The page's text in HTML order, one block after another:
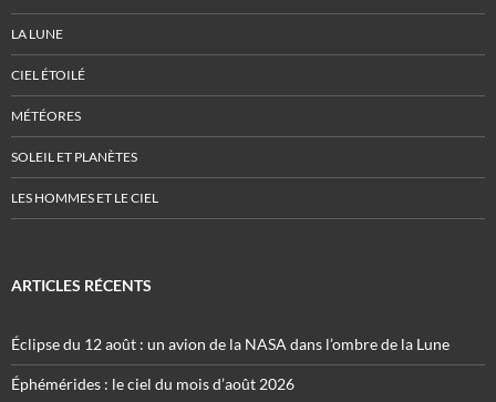
LA LUNE
CIEL ÉTOILÉ
MÉTÉORES
SOLEIL ET PLANÈTES
LES HOMMES ET LE CIEL
ARTICLES RÉCENTS
Éclipse du 12 août : un avion de la NASA dans l’ombre de la Lune
Éphémérides : le ciel du mois d’août 2026